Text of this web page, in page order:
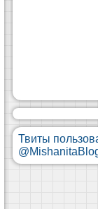
Твиты